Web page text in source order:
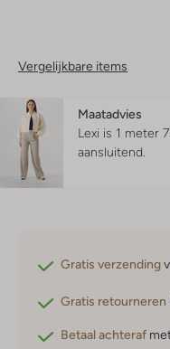
Vergelijkbare items
Maatadvies
Lexi is 1 meter
aansluitend
Gratis verzending
Gratis retourneren
Betaal achteraf